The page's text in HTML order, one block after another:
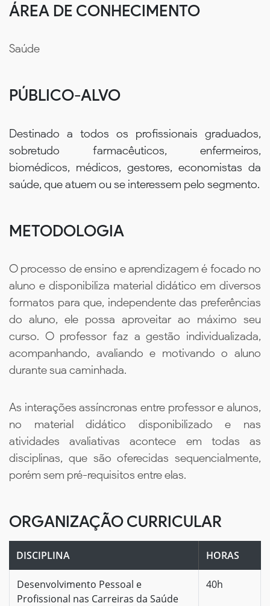
ÁREA DE CONHECIMENTO
Saúde
PÚBLICO-ALVO
Destinado a todos os profissionais graduados,
sobretudo farmacêuticos, enfermeiros,
biomédicos, médicos, gestores, economistas da
saúde, que atuem ou se interessem pelo segmento.
METODOLOGIA
O processo de ensino e aprendizagem é focado no
aluno e disponibiliza material didático em diversos
formatos para que, independente das preferências
do aluno, ele possa aproveitar ao máximo seu
curso. O professor faz a gestão individualizada,
acompanhando, avaliando e motivando o aluno
durante sua caminhada.
As interações assíncronas entre professor e alunos,
no material didático disponibilizado e nas
atividades avaliativas acontece em todas as
disciplinas, que são oferecidas sequencialmente,
porém sem pré-requisitos entre elas.
ORGANIZAÇÃO CURRICULAR
DISCIPLINA HORAS
Desenvolvimento Pessoal e
Profissional nas Carreiras da Saúde
40h